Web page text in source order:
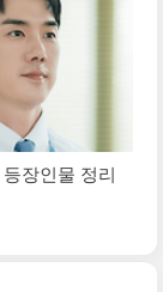
장인물 정리